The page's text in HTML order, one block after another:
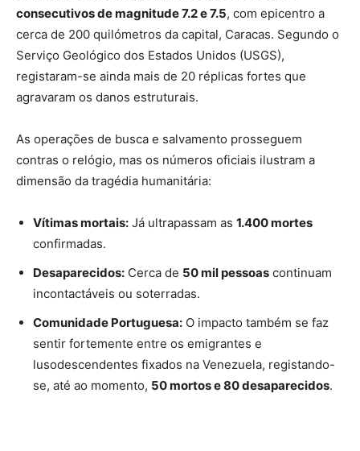
consecutivos de magnitude 7.2 e 7.5, com epicentro a
cerca de 200 quilómetros da capital, Caracas. Segundo o
Serviço Geológico dos Estados Unidos (USGS),
registaram-se ainda mais de 20 réplicas fortes que
agravaram os danos estruturais.
As operações de busca e salvamento prosseguem
contras o relógio, mas os números oficiais ilustram a
dimensão da tragédia humanitária:
Vítimas mortais: Já ultrapassam as 1.400 mortes
confirmadas.
Desaparecidos: Cerca de 50 mil pessoas continuam
incontactáveis ou soterradas.
Comunidade Portuguesa: O impacto também se faz
sentir fortemente entre os emigrantes e
lusodescendentes fixados na Venezuela, registando-
se, até ao momento, 50 mortos e 80 desaparecidos.